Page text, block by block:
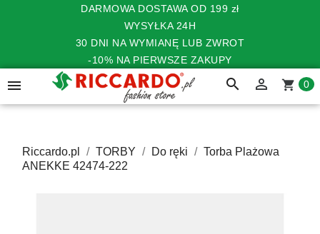
DARMOWA DOSTAWA OD 199 zł
WYSYŁKA 24H
30 DNI NA WYMIANĘ LUB ZWROT
-10% NA PIERWSZE ZAKUPY
 search  shopping_cart 0
Riccardo.pl TORBY Do ręki
Torba Plażowa
ANEKKE 42474-222